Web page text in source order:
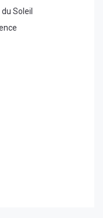
Soleil